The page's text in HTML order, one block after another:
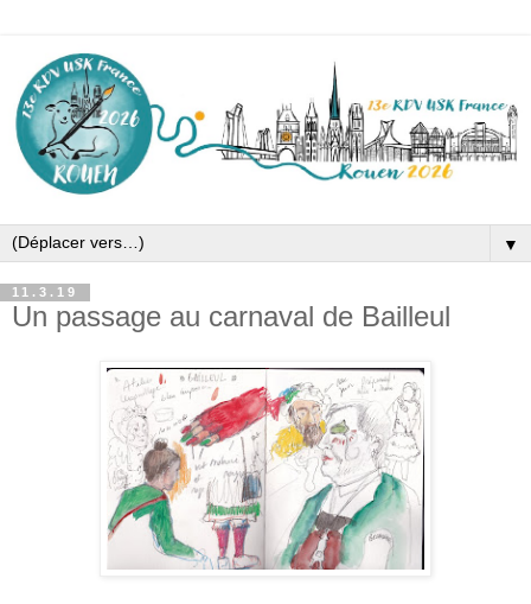
▼
11.3.19
Un passage au carnaval de Bailleul